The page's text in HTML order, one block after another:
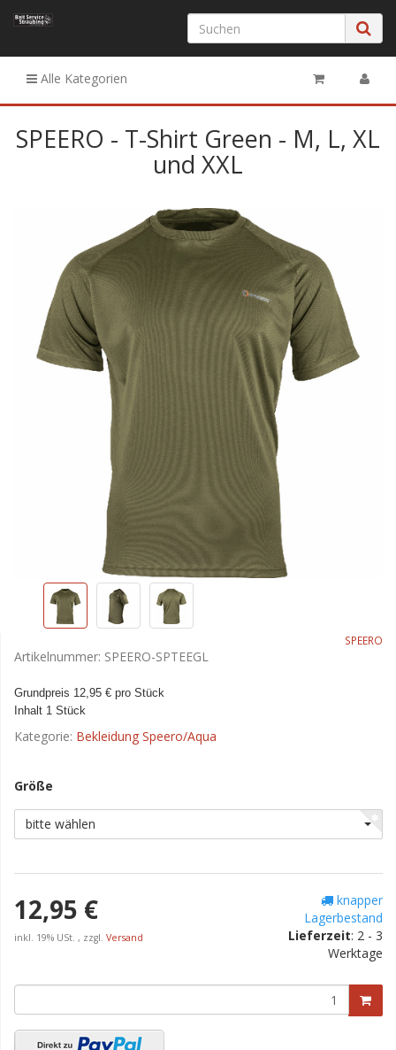
Alle Kategorien
SPEERO - T-Shirt Green - M, L, XL
und XXL
SPEERO
Artikelnummer: SPEERO-SPTEEGL
Grundpreis 12,95 € pro Stück
Inhalt 1 Stück
Kategorie: Bekleidung Speero/Aqua
Größe
bitte wählen
12,95 €
inkl. 19% USt. , zzgl. Versand
knapper
Lagerbestand
Lieferzeit: 2 - 3
Werktage